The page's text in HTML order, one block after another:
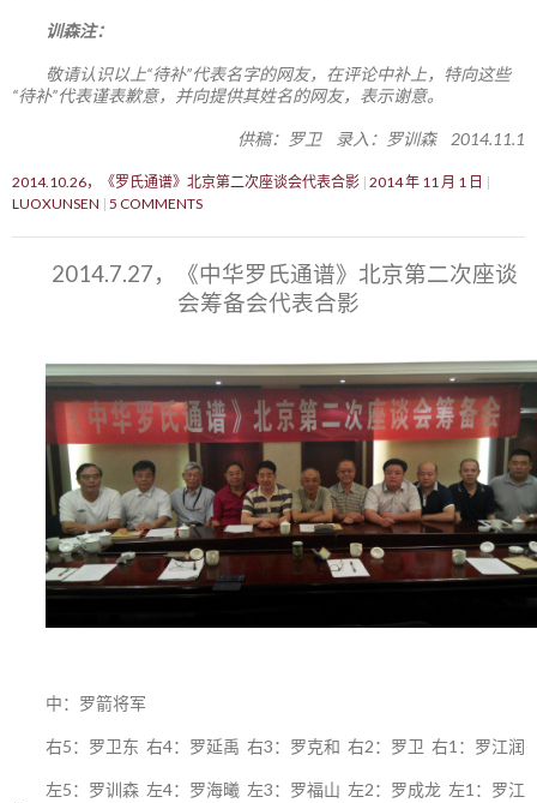
训森注：
敬请认识以上“待补”代表名字的网友，在评论中补上，特向这些
“待补”代表谨表歉意，并向提供其姓名的网友，表示谢意。
供稿：罗卫 录入：罗训森 2014.11.1
2014.10.26，《罗氏通谱》北京第二次座谈会代表合影 2014 年 11 月 1 日
LUOXUNSEN 5 COMMENTS
2014.7.27，《中华罗氏通谱》北京第二次座谈
会筹备会代表合影
中：罗箭将军
右5：罗卫东 右4：罗延禹 右3：罗克和 右2：罗卫 右1：罗江润
左5：罗训森 左4：罗海曦 左3：罗福山 左2：罗成龙 左1：罗江